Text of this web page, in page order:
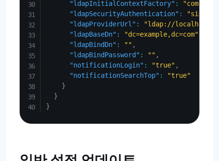
"ldapInitialContextFactory" :
"ldapSecurityAuthentication" : "simple"
"ldapProviderUrl" :
"ldap://
"ldapBaseDn" : "dc=example,dc=com"
"ldapBindDn" : "" ,
"ldapBindPassword" : "" ,
"notificationLogin" : "true" ,
"notificationSearchTop" :
"true"
}
}
}